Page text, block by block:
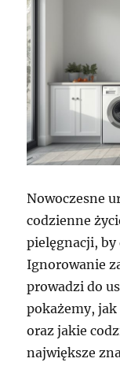
Nowoczesne
codzienne
pielęgnacji, by
Ignorowanie
prowadzi do
pokażemy,
oraz jakie
największe